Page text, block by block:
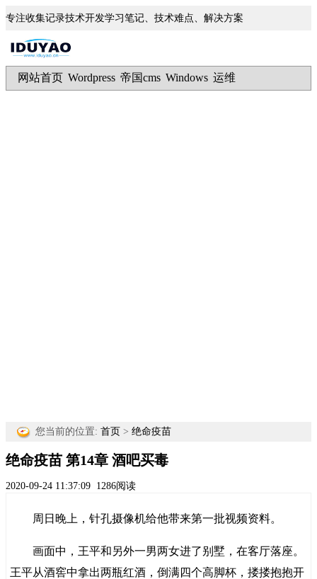
专注收集记录技术开发学习笔记、技术难点、解决方案
网站首页 Wordpress 帝国cms Windows 运维
您当前的位置: 首页 > 绝命疫苗
绝命疫苗 第14章 酒吧买毒
2020-09-24 11:37:09 1286阅读
周日晚上，针孔摄像机给他带来第一批视频资料。
画面中，王平和另外一男两女进了别墅，在客厅落座。
王平从酒窖中拿出两瓶红酒，倒满四个高脚杯，搂搂抱抱开